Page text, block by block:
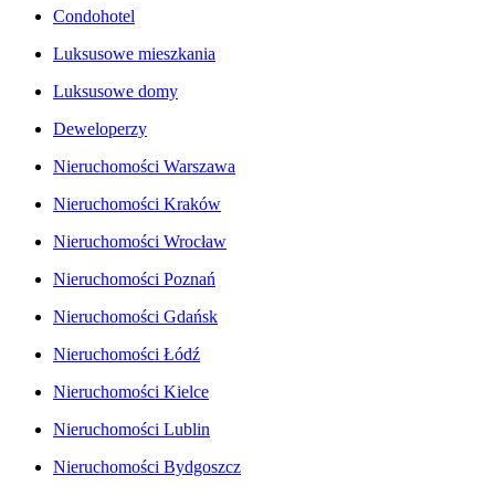
Condohotel
Luksusowe mieszkania
Luksusowe domy
Deweloperzy
Nieruchomości Warszawa
Nieruchomości Kraków
Nieruchomości Wrocław
Nieruchomości Poznań
Nieruchomości Gdańsk
Nieruchomości Łódź
Nieruchomości Kielce
Nieruchomości Lublin
Nieruchomości Bydgoszcz